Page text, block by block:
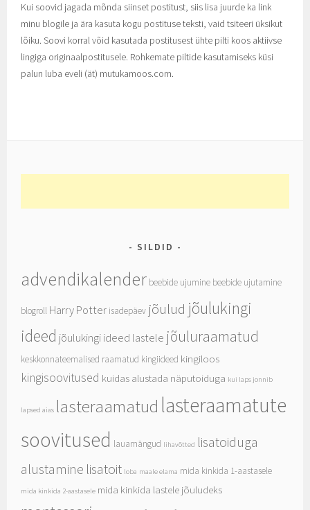
Kui soovid jagada mõnda siinset postitust, siis lisa juurde ka link
minu blogile ja ära kasuta kogu postituse teksti, vaid tsiteeri üksikut
lõiku. Soovi korral võid kasutada postitusest ühte pilti koos aktiivse
lingiga originaalpostitusele. Rohkemate piltide kasutamiseks küsi
palun luba eveli (ät) mutukamoos.com.
SILDID
advendikalender beebide ujumine beebide ujutamine
blogroll Harry Potter isadepäev jõulud jõulukingi
ideed jõulukingi ideed lastele jõuluraamatud
keskkonnateemalised raamatud kingiideed kingiloos
kingisoovitused kuidas alustada näputoiduga kui laps jonnib
lapsed aias lasteraamatud lasteraamatute
soovitused lauamängud lihavõtted lisatoiduga
alustamine lisatoit loba maale elama mida kinkida 1-aastasele
mida kinkida 2-aastasele mida kinkida lastele jõuludeks